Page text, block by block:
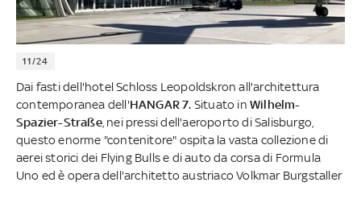
11/24
Dai fasti dell'hotel Schloss Leopoldskron all'architettura
contemporanea dell'HANGAR 7. Situato inWilhelm-
Spazier-Straße, nei pressi dell'aeroporto di Salisburgo,
questo enorme "contenitore" ospita la vasta collezione di
aerei storici dei Flying Bulls e di auto da corsa di Formula
Uno ed è opera dell'architetto austriaco Volkmar Burgstaller